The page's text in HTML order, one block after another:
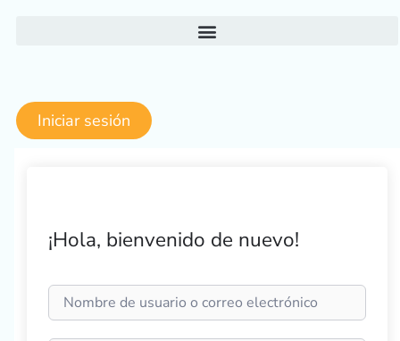
Iniciar sesión
¡Hola, bienvenido de nuevo!